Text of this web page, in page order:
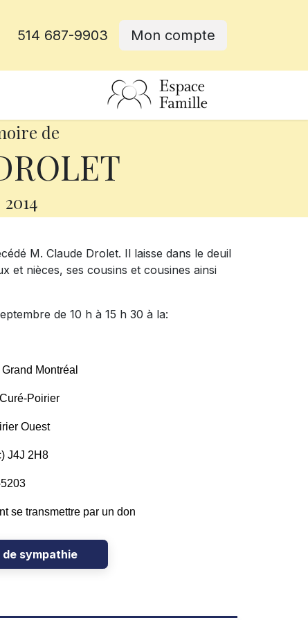
514 687-9903 Mon compte
de
2014
M. Claude Drolet. Il laisse dans le deuil
et nièces, ses cousins et cousines ainsi
de 10 h à 15 h 30 à la:
Montréal
Poirier
Ouest
J4J 2H8
se transmettre par un don
de sympathie